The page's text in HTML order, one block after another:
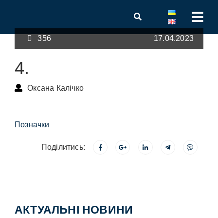
356 17.04.2023
4.
Оксана Калічко
Позначки
Поділитись:
АКТУАЛЬНІ НОВИНИ